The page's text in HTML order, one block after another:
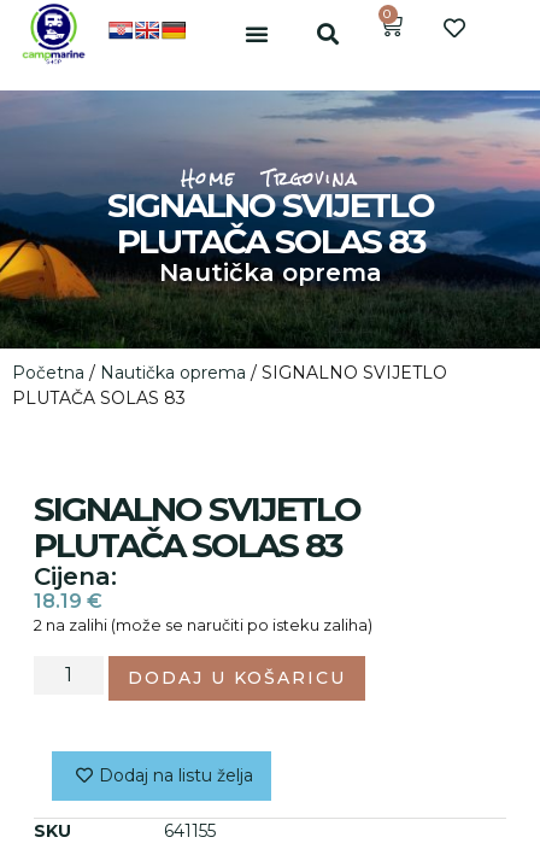
0
Home Trgovina
SIGNALNO SVIJETLO
PLUTAČA SOLAS 83
Nautička oprema
Početna / Nautička oprema / SIGNALNO SVIJETLO
PLUTAČA SOLAS 83
SIGNALNO SVIJETLO
PLUTAČA SOLAS 83
Cijena:
18.19 €
2 na zalihi (može se naručiti po isteku zaliha)
DODAJ U KOŠARICU
Dodaj na listu želja
SKU
641155